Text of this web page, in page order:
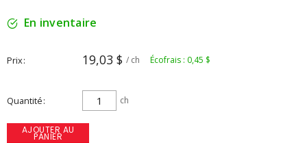
En inventaire
Prix 19,03 $ / ch Écofrais : 0,45 $
Quantité ch
AJOUTER AU
PANIER